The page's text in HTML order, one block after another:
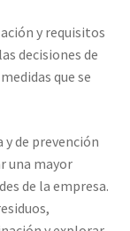
y requisitos
decisiones de
que se
de prevención
una mayor
de la empresa.